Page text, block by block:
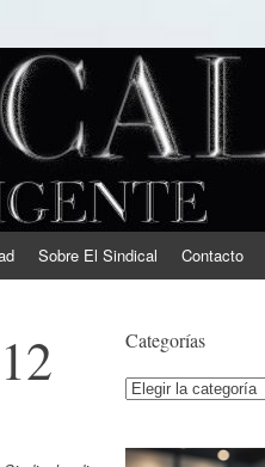
Sobre El Sindical Contacto
Categorías
Categorías